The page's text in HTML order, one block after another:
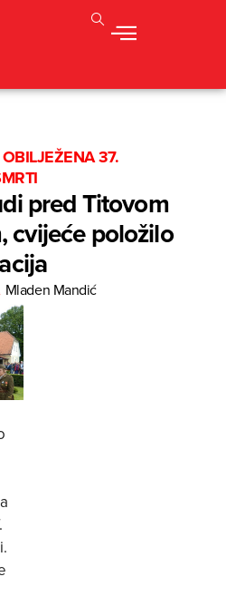
37.
pred Titovom
cvijeće položilo
Mladen Mandić